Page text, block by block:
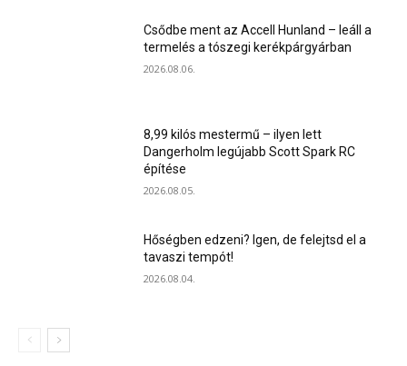
Csődbe ment az Accell Hunland – leáll a
termelés a tószegi kerékpárgyárban
2026.08.06.
8,99 kilós mestermű – ilyen lett
Dangerholm legújabb Scott Spark RC
építése
2026.08.05.
Hőségben edzeni? Igen, de felejtsd el a
tavaszi tempót!
2026.08.04.